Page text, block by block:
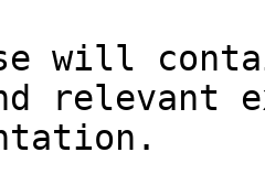
will
relevant